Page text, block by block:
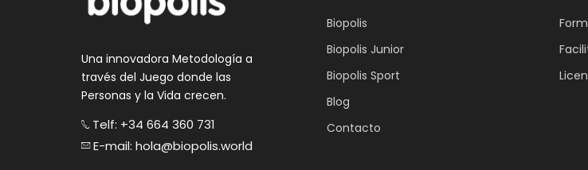
Una innovadora Metodología a
través del Juego donde las
Personas y la Vida crecen.
Telf: +34 664 360 731
E-mail: hola@biopolis.world
Biopolis
Biopolis Junior
Biopolis Sport
Blog
Contacto